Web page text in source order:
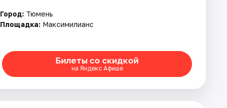
Город: Тюмень
Площадка: Максимилианс
Билеты со скидкой
на Яндекс Афише